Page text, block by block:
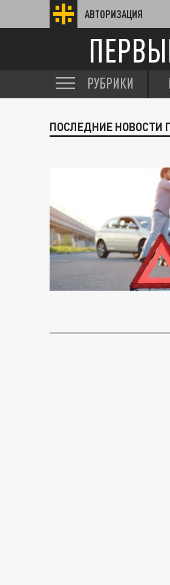
АВТОРИЗАЦИЯ
РУБРИКИ
ПОСЛЕДНИЕ НОВОСТИ